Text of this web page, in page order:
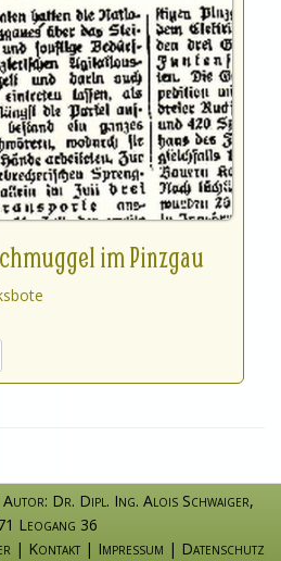
im Pinzgau
Autor: Dr. Dipl. Ing. Alois Schwaiger,
Leogang 36
| Kontakt| Impressum | Datenschutz